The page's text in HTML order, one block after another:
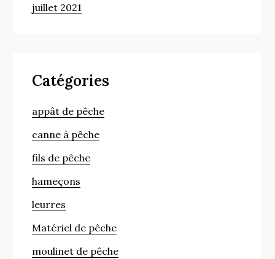
juillet 2021
Catégories
appât de pêche
canne à pêche
fils de pêche
hameçons
leurres
Matériel de pêche
moulinet de pêche